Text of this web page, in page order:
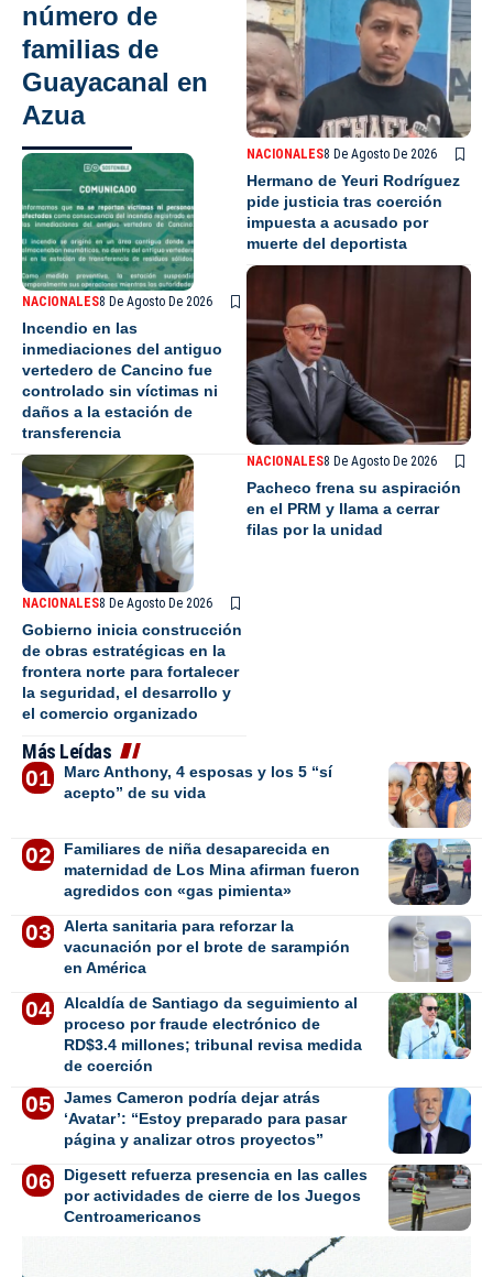
número de
familias de
Guayacanal en
Azua
NACIONALES8 De Agosto De 2026
Incendio en las
inmediaciones del antiguo
vertedero de Cancino fue
controlado sin víctimas ni
daños a la estación de
transferencia
NACIONALES8 De Agosto De 2026
Gobierno inicia construcción
de obras estratégicas en la
frontera norte para fortalecer
la seguridad, el desarrollo y
el comercio organizado
NACIONALES8 De Agosto De 2026
Hermano de Yeuri Rodríguez
pide justicia tras coerción
impuesta a acusado por
muerte del deportista
NACIONALES8 De Agosto De 2026
Pacheco frena su aspiración
en el PRM y llama a cerrar
filas por la unidad
Más Leídas
Marc Anthony, 4 esposas y los 5 “sí
acepto” de su vida
Familiares de niña desaparecida en
maternidad de Los Mina afirman fueron
agredidos con «gas pimienta»
Alerta sanitaria para reforzar la
vacunación por el brote de sarampión
en América
Alcaldía de Santiago da seguimiento al
proceso por fraude electrónico de
RD$3.4 millones; tribunal revisa medida
de coerción
James Cameron podría dejar atrás
‘Avatar’: “Estoy preparado para pasar
página y analizar otros proyectos”
Digesett refuerza presencia en las calles
por actividades de cierre de los Juegos
Centroamericanos